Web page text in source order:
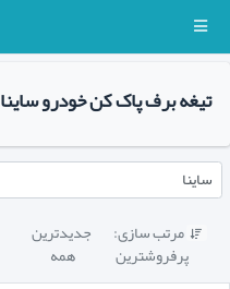
تیغه برف پاک کن خودرو ساینا
ساینا
 مرتب سازی: جدیدترین
پرفروشترین
همه